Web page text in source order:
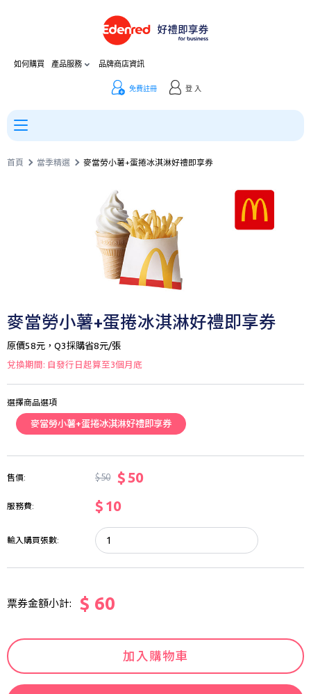
如何購買 產品服務 品牌商店資訊
免費註冊 登 入
首頁 當季精選 麥當勞小薯+蛋捲冰淇淋好禮即享券
麥當勞小薯+蛋捲冰淇淋好禮即享券
原價58元，Q3採購省8元/張
兌換期間: 自發行日起算至3個月底
選擇商品選項
麥當勞小薯+蛋捲冰淇淋好禮即享券
售價: $ 50 $ 50
服務費: $ 10
輸入購買張數:
票券金額小計: $ 60
加入購物車